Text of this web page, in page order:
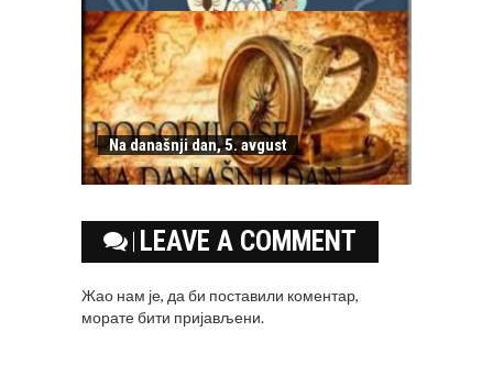
Na današnji dan, 5. avgust
LEAVE A COMMENT
Жао нам је, да би поставили коментар,
моратебити пријављени.